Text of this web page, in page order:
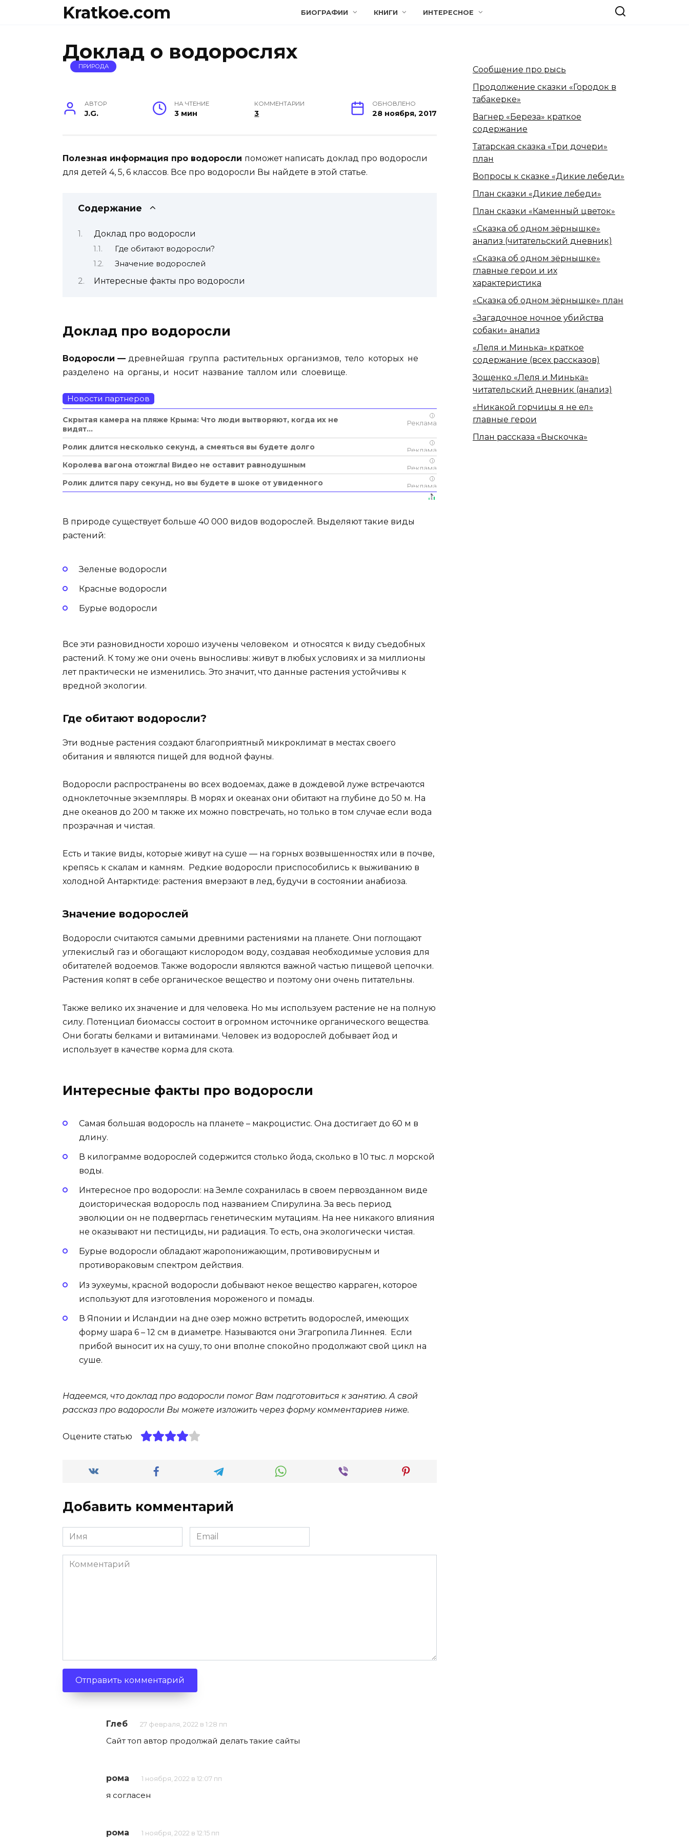
Kratkoe.com БИОГРАФИИ КНИГИ ИНТЕРЕСНОЕ
Доклад о водорослях
ПРИРОДА
АВТОР
J.G.
НА ЧТЕНИЕ
3 мин
КОММЕНТАРИИ
3
ОБНОВЛЕНО
28 ноября, 2017
Полезная информация про водоросли поможет написать доклад про водоросли
для детей 4, 5, 6 классов. Все про водоросли Вы найдете в этой статье.
Содержание
Доклад про водоросли
Где обитают водоросли?
Значение водорослей
Интересные факты про водоросли
Доклад про водоросли
Водоросли — древнейшая группа растительных организмов, тело которых не
разделено на органы, и носит название таллом или слоевище.
Новости партнеров
i
Скрытая камера на пляже Крыма: Что люди вытворяют, когда их не
видят...
i
Ролик длится несколько секунд, а смеяться вы будете долго
i
Королева вагона отожгла! Видео не оставит равнодушным
i
Ролик длится пару секунд, но вы будете в шоке от увиденного
В природе существует больше 40 000 видов водорослей. Выделяют такие виды
растений:
Зеленые водоросли
Красные водоросли
Бурые водоросли
Все эти разновидности хорошо изучены человеком и относятся к виду съедобных
растений. К тому же они очень выносливы: живут в любых условиях и за миллионы
лет практически не изменились. Это значит, что данные растения устойчивы к
вредной экологии.
Где обитают водоросли?
Эти водные растения создают благоприятный микроклимат в местах своего
обитания и являются пищей для водной фауны.
Водоросли распространены во всех водоемах, даже в дождевой луже встречаются
одноклеточные экземпляры. В морях и океанах они обитают на глубине до 50 м. На
дне океанов до 200 м также их можно повстречать, но только в том случае если вода
прозрачная и чистая.
Есть и такие виды, которые живут на суше — на горных возвышенностях или в почве,
крепясь к скалам и камням. Редкие водоросли приспособились к выживанию в
холодной Антарктиде: растения вмерзают в лед, будучи в состоянии анабиоза.
Значение водорослей
Водоросли считаются самыми древними растениями на планете. Они поглощают
углекислый газ и обогащают кислородом воду, создавая необходимые условия для
обитателей водоемов. Также водоросли являются важной частью пищевой цепочки.
Растения копят в себе органическое вещество и поэтому они очень питательны.
Также велико их значение и для человека. Но мы используем растение не на полную
силу. Потенциал биомассы состоит в огромном источнике органического вещества.
Они богаты белками и витаминами. Человек из водорослей добывает йод и
использует в качестве корма для скота.
Интересные факты про водоросли
Самая большая водоросль на планете – макроцистис. Она достигает до 60 м в
длину.
В килограмме водорослей содержится столько йода, сколько в 10 тыс. л морской
воды.
Интересное про водоросли: на Земле сохранилась в своем первозданном виде
доисторическая водоросль под названием Спирулина. За весь период
эволюции он не подверглась генетическим мутациям. На нее никакого влияния
не оказывают ни пестициды, ни радиация. То есть, она экологически чистая.
Бурые водоросли обладают жаропонижающим, противовирусным и
противораковым спектром действия.
Из эухеумы, красной водоросли добывают некое вещество карраген, которое
используют для изготовления мороженого и помады.
В Японии и Исландии на дне озер можно встретить водорослей, имеющих
форму шара 6 – 12 см в диаметре. Называются они Эгагропила Линнея. Если
прибой выносит их на сушу, то они вполне спокойно продолжают свой цикл на
суше.
Надеемся, что доклад про водоросли помог Вам подготовиться к занятию. А свой
рассказ про водоросли Вы можете изложить через форму комментариев ниже.
Оцените статью
Добавить комментарий
Имя
*
Email
*
Комментарий
Глеб 27 февраля, 2022 в 1:28 пп
Сайт топ автор продолжай делать такие сайты
рома 1 ноября, 2022 в 12:07 пп
я согласен
рома 1 ноября, 2022 в 12:15 пп
Сообщение про рысь
Продолжение сказки «Городок в
табакерке»
Вагнер «Береза» краткое
содержание
Татарская сказка «Три дочери»
план
Вопросы к сказке «Дикие лебеди»
План сказки «Дикие лебеди»
План сказки «Каменный цветок»
«Сказка об одном зёрнышке»
анализ (читательский дневник)
«Сказка об одном зёрнышке»
главные герои и их
характеристика
«Сказка об одном зёрнышке» план
«Загадочное ночное убийства
собаки» анализ
«Леля и Минька» краткое
содержание (всех рассказов)
Зощенко «Леля и Минька»
читательский дневник (анализ)
«Никакой горчицы я не ел»
главные герои
План рассказа «Выскочка»